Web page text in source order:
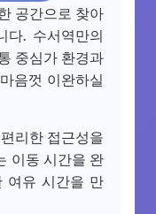
공간으로 찾아
. 수서역만의
중심가 환경과
음껏 이완하실
리한 접근성을
이동 시간을 완
여유 시간을 만